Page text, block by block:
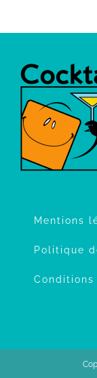
Mentions
Politique